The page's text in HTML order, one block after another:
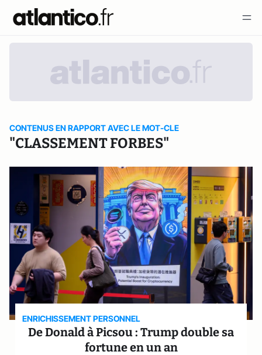
CONTENUS EN RAPPORT AVEC LE MOT-CLE
"CLASSEMENT FORBES"
ENRICHISSEMENT PERSONNEL
De Donald à Picsou : Trump double sa
fortune en un an